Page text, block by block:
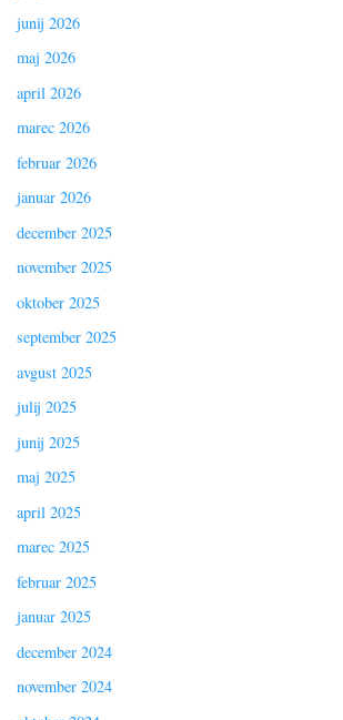
junij 2026
maj 2026
april 2026
marec 2026
februar 2026
januar 2026
december 2025
november 2025
oktober 2025
september 2025
avgust 2025
julij 2025
junij 2025
maj 2025
april 2025
marec 2025
februar 2025
januar 2025
december 2024
november 2024